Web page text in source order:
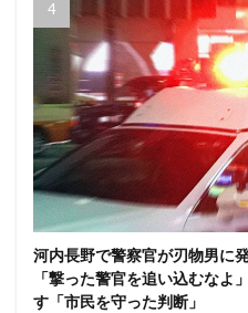
河内長野で警察官が刃物男に
「撃った警官を追い込むなよ
す「市民を守った判断」